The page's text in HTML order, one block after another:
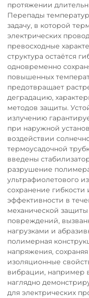
протяжении
Перепады
задачу, в которой
электрических
превосходные
структура остаётся
одновременно
повышенных
предотвращает
деградацию,
методов защиты.
излучению
при наружной
воздействии
термоусадочной
введены
разрушение
ультрафиолетового
сохранение
эффективности в
механической
повреждений,
нагрузками и
полимерная
напряжения,
изоляционные
вибрации, например
наглядно
для электрических